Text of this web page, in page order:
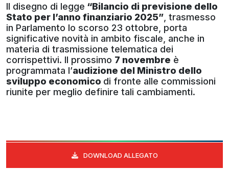
Il disegno di legge “Bilancio di previsione dello
Stato per l’anno finanziario 2025” , trasmesso
in Parlamento lo scorso 23 ottobre, porta
significative novità in ambito fiscale, anche in
materia di trasmissione telematica dei
corrispettivi. Il prossimo 7 novembre è
programmata l’audizione del Ministro dello
sviluppo economico di fronte alle commissioni
riunite per meglio definire tali cambiamenti.
DOWNLOAD ALLEGATO